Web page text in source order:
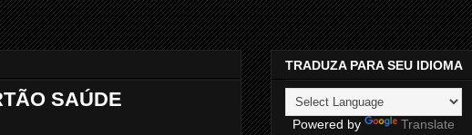
SAÚDE
TRADUZA PARA SEU IDIOMA
Powered by Translate